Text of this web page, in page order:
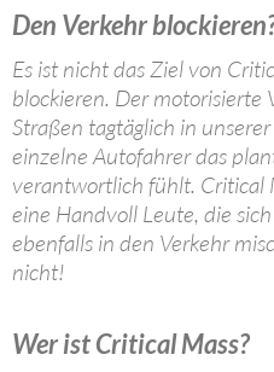
Den Verkehr
Es ist nicht das Ziel von
blockieren. Der motorisierte
Straßen tagtäglich in
einzelne Autofahrer das
verantwortlich fühlt. Critical
eine Handvoll Leute, die
ebenfalls in den Verkehr
nicht!
Wer ist Critical Mass?